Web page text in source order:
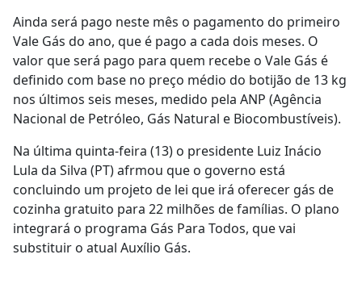
Ainda será pago neste mês o pagamento do primeiro
Vale Gás do ano, que é pago a cada dois meses. O
valor que será pago para quem recebe o Vale Gás é
definido com base no preço médio do botijão de 13 kg
nos últimos seis meses, medido pela ANP (Agência
Nacional de Petróleo, Gás Natural e Biocombustíveis).
Na última quinta-feira (13) o presidente Luiz Inácio
Lula da Silva (PT) afrmou que o governo está
concluindo um projeto de lei que irá oferecer gás de
cozinha gratuito para 22 milhões de famílias. O plano
integrará o programa Gás Para Todos, que vai
substituir o atual Auxílio Gás.